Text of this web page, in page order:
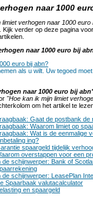
naar 1000
limiet verhogen naar 1000 euro
. Kijk verder op deze pagina
naar 1000 euro bij
euro bij abn?
als u wilt. Uw tegoed
naar 1000 euro bij
"Hoe kan ik mijn limiet
om het artikel te
Gaat de postbank de
Waarom limiet op
Wat is de eenmalige
ing?
spaargeld tijdelijk
overstappen voor een
de schijnwerper: Bank of
de schijnwerper: LeasePlan
Spaarbaak valutacalculator
en spaargeld